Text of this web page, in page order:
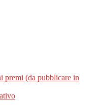
premi (da pubblicare in